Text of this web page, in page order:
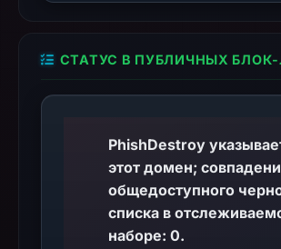
СТАТУС В ПУБЛИЧНЫХ
PhishDestroy
этот домен;
общедоступного
списка в
наборе: 0.